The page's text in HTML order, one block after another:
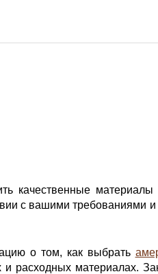
качественные
с вашими требованиями
о том, как выбрать
расходных материалах.